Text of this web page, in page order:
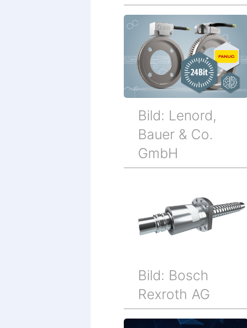
Bild: Lenord,
Bauer & Co.
GmbH
Bild: Bosch
Rexroth AG